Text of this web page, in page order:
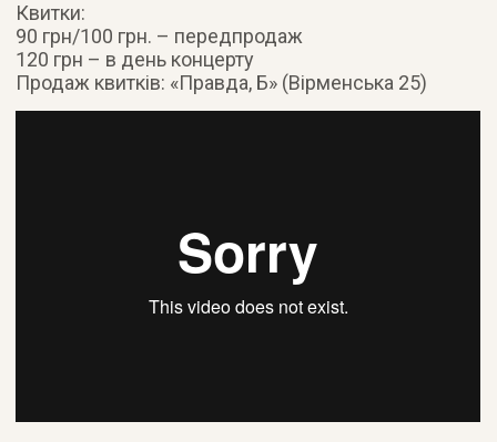
Квитки:
90 грн/100 грн. – передпродаж
120 грн – в день концерту
Продаж квитків: «Правда, Б» (Вірменська 25)